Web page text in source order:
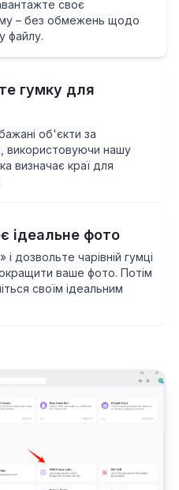
своє
– без обмежень щодо
файлу.
гумку для
об'єкти за
використовуючи нашу
визначає краї для
ідеальне фото
дозвольте чарівній гумці
ваше фото. Потім
своїм ідеальним